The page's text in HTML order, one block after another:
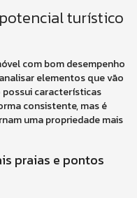
turístico
com bom desempenho
elementos que vão
características
consistente, mas é
uma propriedade mais
praias e pontos